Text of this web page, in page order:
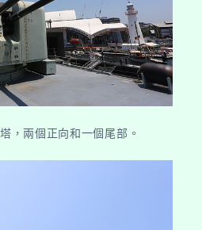
，兩個正向和一個尾部。